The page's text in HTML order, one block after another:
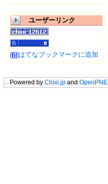
ユーザーリンク
はてなブックマークに追加
Powered by Chixi.jp and OpenPNE